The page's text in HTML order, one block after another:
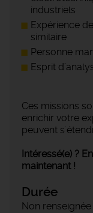
industriels
Expérience
similaire
Personne
Esprit
Ces missions
enrichir votre
peuvent
Intéressé(e) ?
maintenant !
Durée
Non renseignée